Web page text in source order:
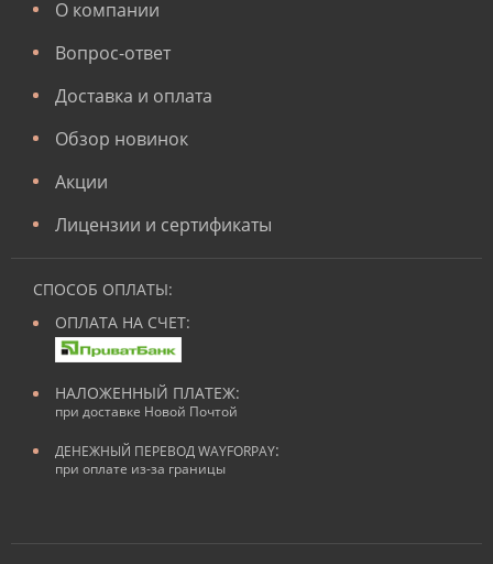
О компании
Вопрос-ответ
Доставка и оплата
Обзор новинок
Акции
Лицензии и сертификаты
СПОСОБ ОПЛАТЫ:
ОПЛАТА НА СЧЕТ:
НАЛОЖЕННЫЙ ПЛАТЕЖ:
при доставке Новой Почтой
ДЕНЕЖНЫЙ ПЕРЕВОД WAYFORPAY:
при оплате из-за границы